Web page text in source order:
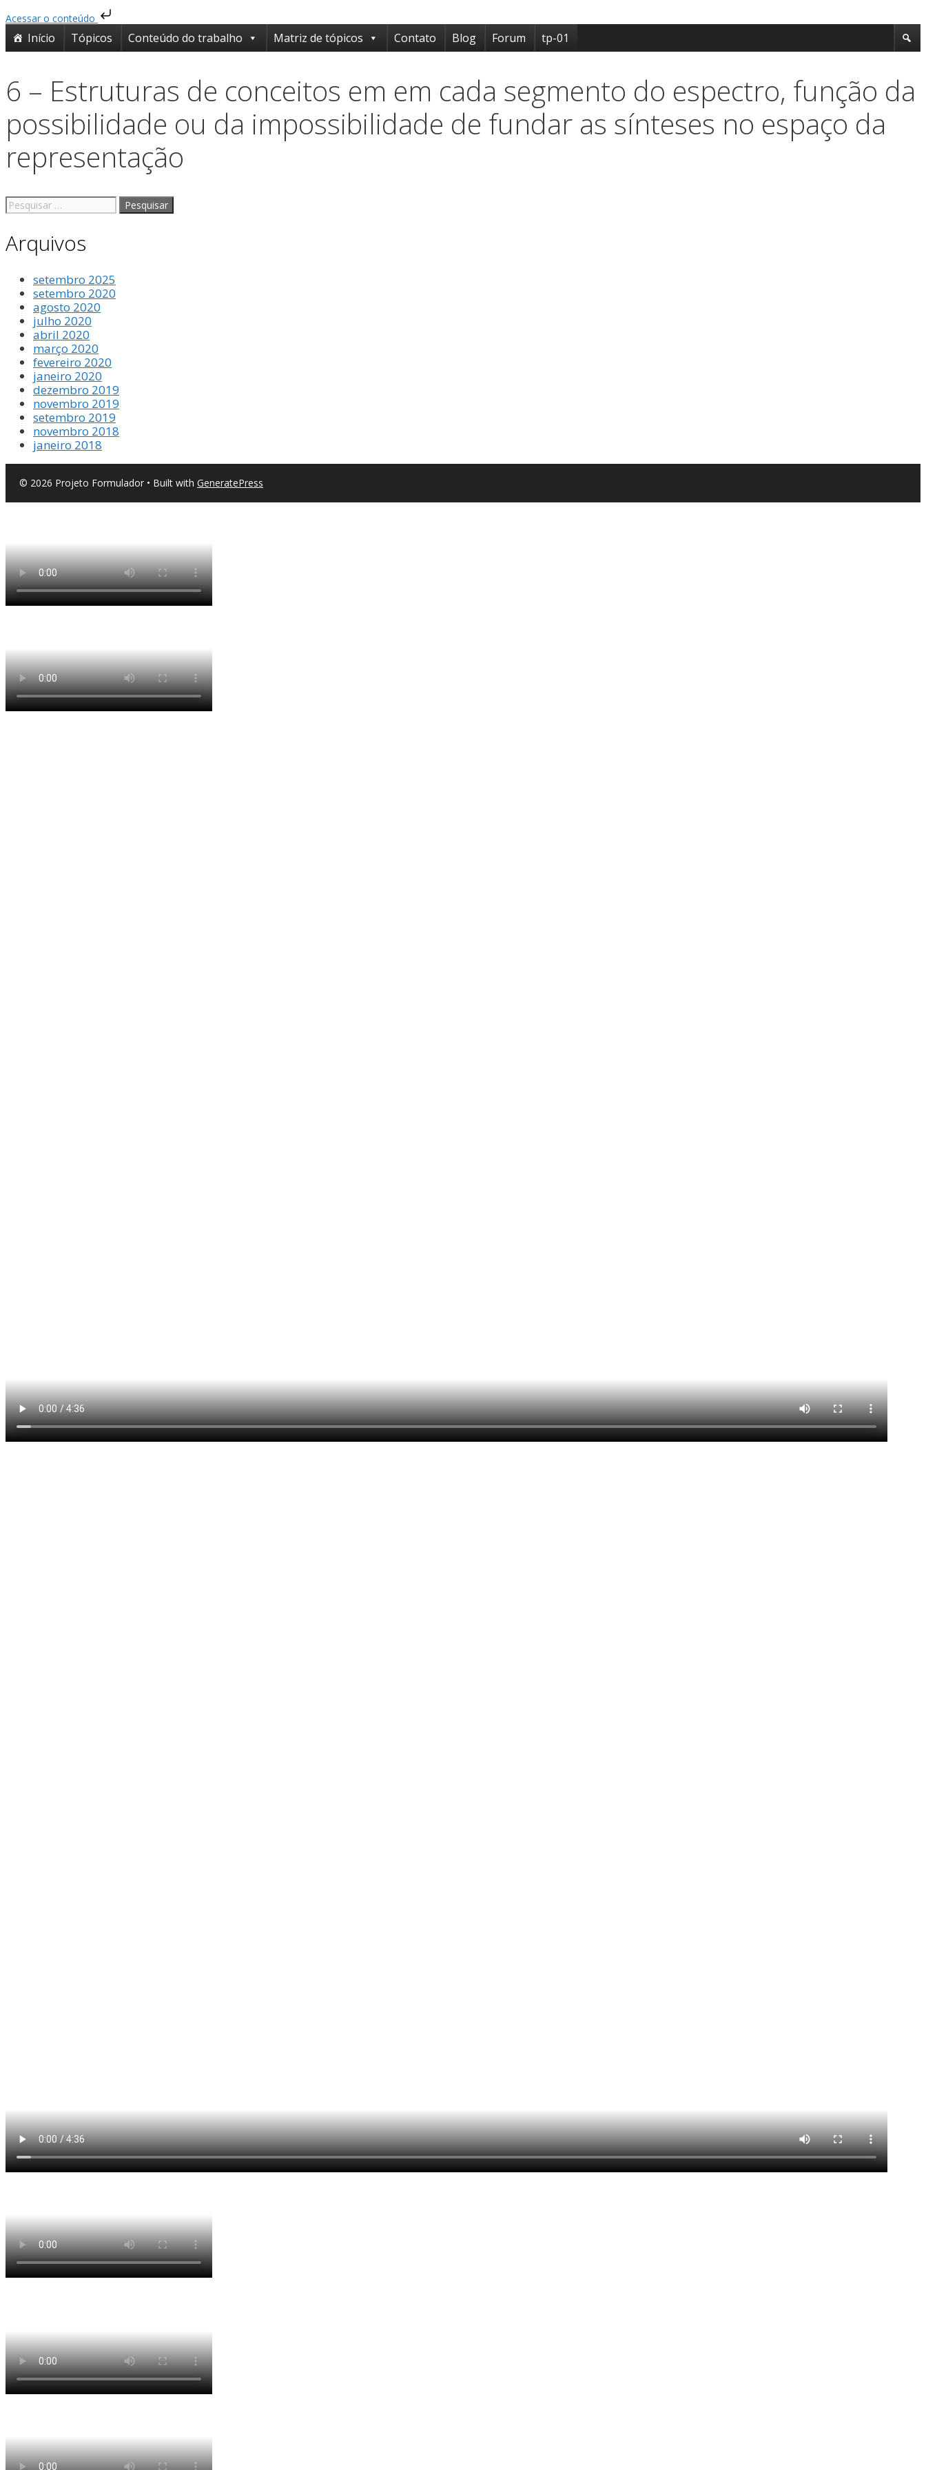
Acessar o conteúdo
Pular
para
o
Início Tópicos Conteúdo do trabalho Matriz de tópicos Contato Blog Forum tp-01
6 – Estruturas de conceitos em em cada segmento do espectro, função da
possibilidade ou da impossibilidade de fundar as sínteses no espaço da
representação
Pesquisar
por:
Arquivos
setembro 2025
setembro 2020
agosto 2020
julho 2020
abril 2020
março 2020
fevereiro 2020
janeiro 2020
dezembro 2019
novembro 2019
setembro 2019
novembro 2018
janeiro 2018
© 2026 Projeto Formulador • Built with GeneratePress